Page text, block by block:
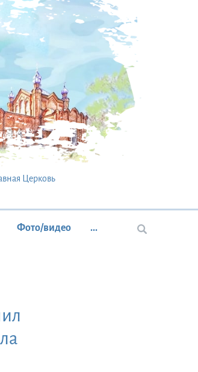
Церковь
Фото/видео ...